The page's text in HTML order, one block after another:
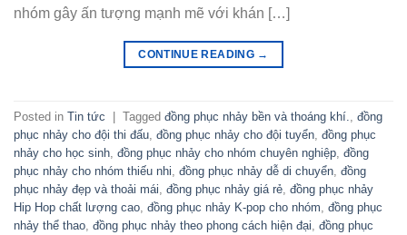
nhóm gây ấn tượng mạnh mẽ với khán […]
CONTINUE READING →
Posted in Tin tức | Tagged đồng phục nhảy bền và thoáng khí.
đồng
phục nhảy cho đội thi đấu đồng phục nhảy cho đội tuyển đồng phục
nhảy cho học sinh đồng phục nhảy cho nhóm chuyên nghiệp đồng
phục nhảy cho nhóm thiếu nhi đồng phục nhảy dễ di chuyển đồng
phục nhảy đẹp và thoải mái đồng phục nhảy giá rẻ đồng phục nhảy
Hip Hop chất lượng cao đồng phục nhảy K-pop cho nhóm đồng phục
nhảy thể thao đồng phục nhảy theo phong cách hiện đại đồng phục